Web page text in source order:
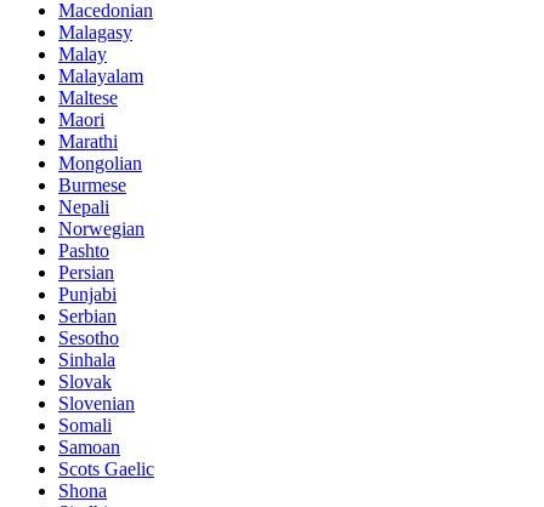
Macedonian
Malagasy
Malay
Malayalam
Maltese
Maori
Marathi
Mongolian
Burmese
Nepali
Norwegian
Pashto
Persian
Punjabi
Serbian
Sesotho
Sinhala
Slovak
Slovenian
Somali
Samoan
Scots Gaelic
Shona